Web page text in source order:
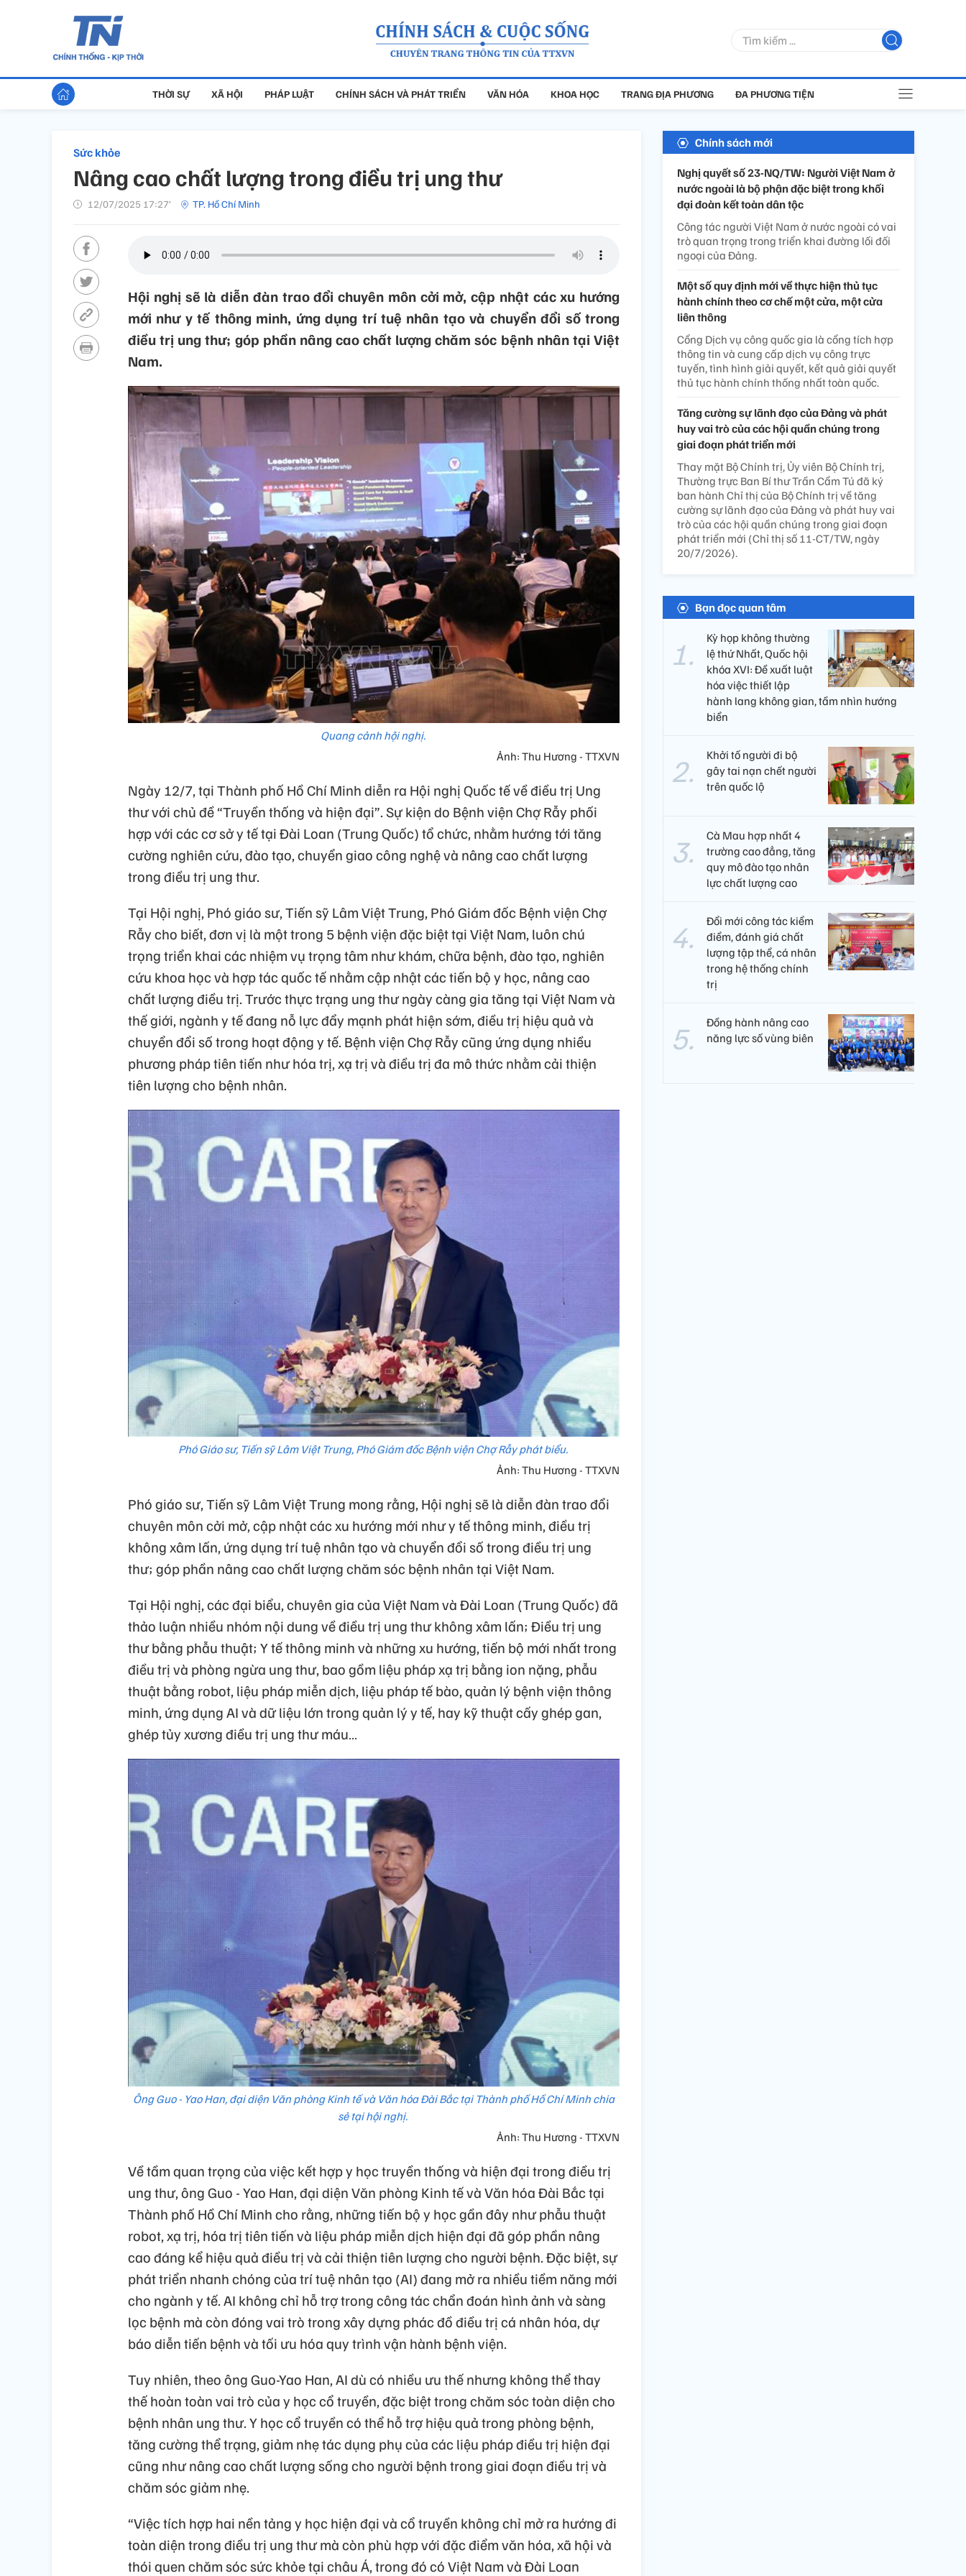
THỜI SỰ XÃ HỘI PHÁP LUẬT CHÍNH SÁCH VÀ PHÁT TRIỂN VĂN HÓA KHOA HỌC TRANG ĐỊA PHƯƠNG ĐA PHƯƠNG TIỆN
Sức khỏe
Nâng cao chất lượng trong điều trị ung thư
12/07/2025 17:27’ TP. Hồ Chí Minh
Hội nghị sẽ là diễn đàn trao đổi chuyên môn cởi mở, cập nhật các xu hướng
mới như y tế thông minh, ứng dụng trí tuệ nhân tạo và chuyển đổi số trong
điều trị ung thư; góp phần nâng cao chất lượng chăm sóc bệnh nhân tại Việt
Nam.
Quang cảnh hội nghị.
Ảnh: Thu Hương - TTXVN
Ngày 12/7, tại Thành phố Hồ Chí Minh diễn ra Hội nghị Quốc tế về điều trị Ung
thư với chủ đề “Truyền thống và hiện đại”. Sự kiện do Bệnh viện Chợ Rẫy phối
hợp với các cơ sở y tế tại Đài Loan (Trung Quốc) tổ chức, nhằm hướng tới tăng
cường nghiên cứu, đào tạo, chuyển giao công nghệ và nâng cao chất lượng
trong điều trị ung thư.
Tại Hội nghị, Phó giáo sư, Tiến sỹ Lâm Việt Trung, Phó Giám đốc Bệnh viện Chợ
Rẫy cho biết, đơn vị là một trong 5 bệnh viện đặc biệt tại Việt Nam, luôn chú
trọng triển khai các nhiệm vụ trọng tâm như khám, chữa bệnh, đào tạo, nghiên
cứu khoa học và hợp tác quốc tế nhằm cập nhật các tiến bộ y học, nâng cao
chất lượng điều trị. Trước thực trạng ung thư ngày càng gia tăng tại Việt Nam và
thế giới, ngành y tế đang nỗ lực đẩy mạnh phát hiện sớm, điều trị hiệu quả và
chuyển đổi số trong hoạt động y tế. Bệnh viện Chợ Rẫy cũng ứng dụng nhiều
phương pháp tiên tiến như hóa trị, xạ trị và điều trị đa mô thức nhằm cải thiện
tiên lượng cho bệnh nhân.
Phó Giáo sư, Tiến sỹ Lâm Việt Trung, Phó Giám đốc Bệnh viện Chợ Rẫy phát biểu.
Ảnh: Thu Hương - TTXVN
Phó giáo sư, Tiến sỹ Lâm Việt Trung mong rằng, Hội nghị sẽ là diễn đàn trao đổi
chuyên môn cởi mở, cập nhật các xu hướng mới như y tế thông minh, điều trị
không xâm lấn, ứng dụng trí tuệ nhân tạo và chuyển đổi số trong điều trị ung
thư; góp phần nâng cao chất lượng chăm sóc bệnh nhân tại Việt Nam.
Tại Hội nghị, các đại biểu, chuyên gia của Việt Nam và Đài Loan (Trung Quốc) đã
thảo luận nhiều nhóm nội dung về điều trị ung thư không xâm lấn; Điều trị ung
thư bằng phẫu thuật; Y tế thông minh và những xu hướng, tiến bộ mới nhất trong
điều trị và phòng ngừa ung thư, bao gồm liệu pháp xạ trị bằng ion nặng, phẫu
thuật bằng robot, liệu pháp miễn dịch, liệu pháp tế bào, quản lý bệnh viện thông
minh, ứng dụng AI và dữ liệu lớn trong quản lý y tế, hay kỹ thuật cấy ghép gan,
ghép tủy xương điều trị ung thư máu…
Ông Guo - Yao Han, đại diện Văn phòng Kinh tế và Văn hóa Đài Bắc tại Thành phố Hồ Chí Minh chia
sẻ tại hội nghị.
Ảnh: Thu Hương - TTXVN
Về tầm quan trọng của việc kết hợp y học truyền thống và hiện đại trong điều trị
ung thư, ông Guo - Yao Han, đại diện Văn phòng Kinh tế và Văn hóa Đài Bắc tại
Thành phố Hồ Chí Minh cho rằng, những tiến bộ y học gần đây như phẫu thuật
robot, xạ trị, hóa trị tiên tiến và liệu pháp miễn dịch hiện đại đã góp phần nâng
cao đáng kể hiệu quả điều trị và cải thiện tiên lượng cho người bệnh. Đặc biệt, sự
phát triển nhanh chóng của trí tuệ nhân tạo (AI) đang mở ra nhiều tiềm năng mới
cho ngành y tế. AI không chỉ hỗ trợ trong công tác chẩn đoán hình ảnh và sàng
lọc bệnh mà còn đóng vai trò trong xây dựng phác đồ điều trị cá nhân hóa, dự
báo diễn tiến bệnh và tối ưu hóa quy trình vận hành bệnh viện.
Tuy nhiên, theo ông Guo-Yao Han, AI dù có nhiều ưu thế nhưng không thể thay
thế hoàn toàn vai trò của y học cổ truyền, đặc biệt trong chăm sóc toàn diện cho
bệnh nhân ung thư. Y học cổ truyền có thể hỗ trợ hiệu quả trong phòng bệnh,
tăng cường thể trạng, giảm nhẹ tác dụng phụ của các liệu pháp điều trị hiện đại
cũng như nâng cao chất lượng sống cho người bệnh trong giai đoạn điều trị và
chăm sóc giảm nhẹ.
“Việc tích hợp hai nền tảng y học hiện đại và cổ truyền không chỉ mở ra hướng đi
toàn diện trong điều trị ung thư mà còn phù hợp với đặc điểm văn hóa, xã hội và
thói quen chăm sóc sức khỏe tại châu Á, trong đó có Việt Nam và Đài Loan
Chính sách mới
Nghị quyết số 23-NQ/TW: Người Việt Nam ở
nước ngoài là bộ phận đặc biệt trong khối
đại đoàn kết toàn dân tộc
Công tác người Việt Nam ở nước ngoài có vai
trò quan trọng trong triển khai đường lối đối
ngoại của Đảng.
Một số quy định mới về thực hiện thủ tục
hành chính theo cơ chế một cửa, một cửa
liên thông
Cổng Dịch vụ công quốc gia là cổng tích hợp
thông tin và cung cấp dịch vụ công trực
tuyến, tình hình giải quyết, kết quả giải quyết
thủ tục hành chính thống nhất toàn quốc.
Tăng cường sự lãnh đạo của Đảng và phát
huy vai trò của các hội quần chúng trong
giai đoạn phát triển mới
Thay mặt Bộ Chính trị, Ủy viên Bộ Chính trị,
Thường trực Ban Bí thư Trần Cẩm Tú đã ký
ban hành Chỉ thị của Bộ Chính trị về tăng
cường sự lãnh đạo của Đảng và phát huy vai
trò của các hội quần chúng trong giai đoạn
phát triển mới (Chỉ thị số 11-CT/TW, ngày
20/7/2026).
Bạn đọc quan tâm
Kỳ họp không thường
lệ thứ Nhất, Quốc hội
khóa XVI: Đề xuất luật
hóa việc thiết lập
hành lang không gian, tầm nhìn hướng
biển
Khởi tố người đi bộ
gây tai nạn chết người
trên quốc lộ
Cà Mau hợp nhất 4
trường cao đẳng, tăng
quy mô đào tạo nhân
lực chất lượng cao
Đổi mới công tác kiểm
điểm, đánh giá chất
lượng tập thể, cá nhân
trong hệ thống chính
trị
Đồng hành nâng cao
năng lực số vùng biên